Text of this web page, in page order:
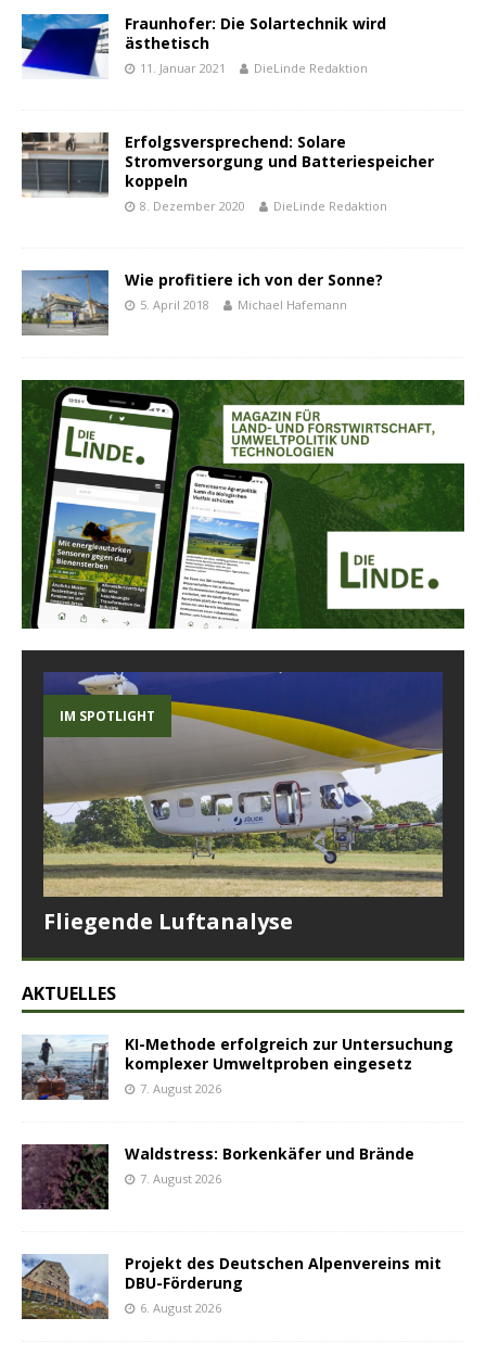
Fraunhofer: Die Solartechnik wird
ästhetisch
11. Januar 2021 DieLinde Redaktion
Erfolgsversprechend: Solare
Stromversorgung und Batteriespeicher
koppeln
8. Dezember 2020 DieLinde Redaktion
Wie profitiere ich von der Sonne?
5. April 2018 Michael Hafemann
IM SPOTLIGHT
Fliegende Luftanalyse
AKTUELLES
KI-Methode erfolgreich zur Untersuchung
komplexer Umweltproben eingesetz
7. August 2026
Waldstress: Borkenkäfer und Brände
7. August 2026
Projekt des Deutschen Alpenvereins mit
DBU-Förderung
6. August 2026